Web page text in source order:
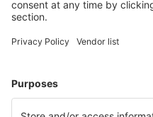
Hotellit
Kuljetukset
Lue lisää